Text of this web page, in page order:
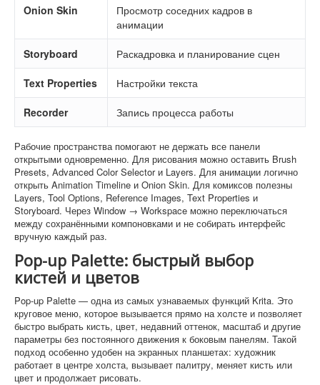
Onion Skin
Просмотр соседних кадров в
анимации
Storyboard Раскадровка и планирование сцен
Text Properties Настройки текста
Recorder Запись процесса работы
Рабочие пространства помогают не держать все панели
открытыми одновременно. Для рисования можно оставить Brush
Presets, Advanced Color Selector и Layers. Для анимации логично
открыть Animation Timeline и Onion Skin. Для комиксов полезны
Layers, Tool Options, Reference Images, Text Properties и
Storyboard. Через Window → Workspace можно переключаться
между сохранёнными компоновками и не собирать интерфейс
вручную каждый раз.
Pop-up Palette: быстрый выбор
кистей и цветов
Pop-up Palette — одна из самых узнаваемых функций Krita. Это
круговое меню, которое вызывается прямо на холсте и позволяет
быстро выбрать кисть, цвет, недавний оттенок, масштаб и другие
параметры без постоянного движения к боковым панелям. Такой
подход особенно удобен на экранных планшетах: художник
работает в центре холста, вызывает палитру, меняет кисть или
цвет и продолжает рисовать.